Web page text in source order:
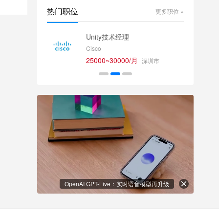
热门职位 更多职位 »
Unity技术经理
Cisco
25000~30000/月 深圳市
OpenAI GPT-Live：实时语音模型再升级